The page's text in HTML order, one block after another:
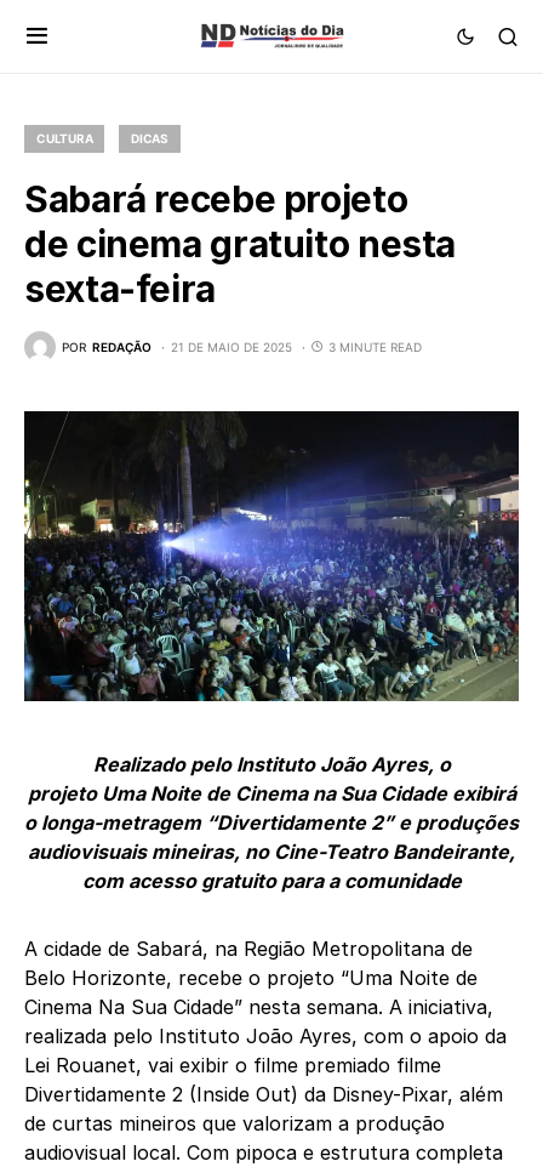
CULTURA DICAS
Sabará recebe projeto
de cinema gratuito nesta
sexta-feira
POR REDAÇÃO 21 DE MAIO DE 2025 3 MINUTE READ
Realizado pelo Instituto João Ayres, o
projeto Uma Noite de Cinema na Sua Cidade exibirá
o longa-metragem “Divertidamente 2” e produções
audiovisuais mineiras, no Cine-Teatro Bandeirante,
com acesso gratuito para a comunidade
A cidade de Sabará, na Região Metropolitana de
Belo Horizonte, recebe o projeto “Uma Noite de
Cinema Na Sua Cidade” nesta semana. A iniciativa,
realizada pelo Instituto João Ayres, com o apoio da
Lei Rouanet, vai exibir o filme premiado filme
Divertidamente 2 (Inside Out) da Disney-Pixar, além
de curtas mineiros que valorizam a produção
audiovisual local. Com pipoca e estrutura completa